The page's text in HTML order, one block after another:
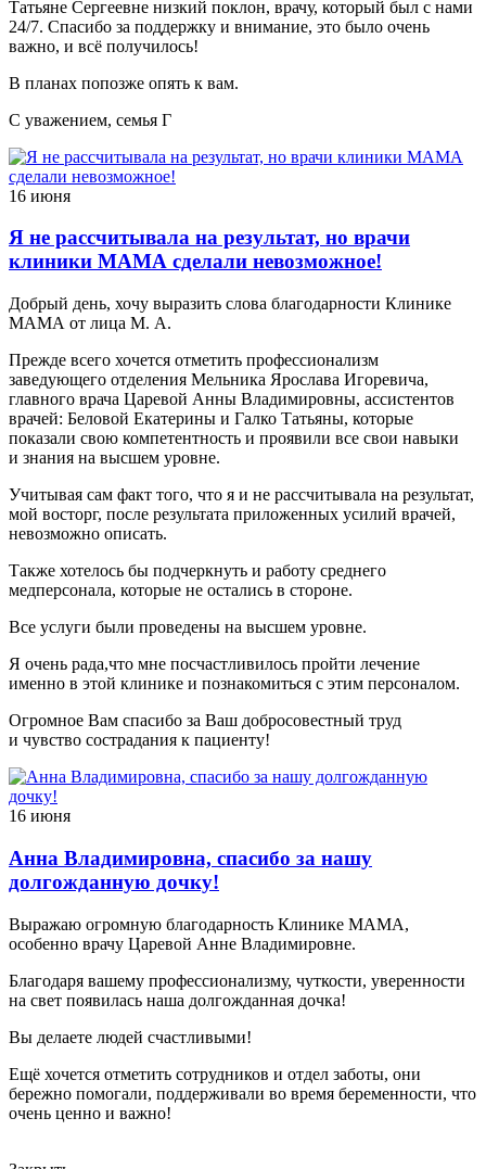
Татьяне Сергеевне низкий поклон, врачу, который был с нами
24/7. Спасибо за поддержку и внимание, это было очень
важно, и всё получилось!
В планах попозже опять к вам.
С уважением, семья Г
16 июня
Я не рассчитывала на результат, но врачи
клиники МАМА сделали невозможное!
Добрый день, хочу выразить слова благодарности Клинике
МАМА от лица М. А.
Прежде всего хочется отметить профессионализм
заведующего отделения Мельника Ярослава Игоревича,
главного врача Царевой Анны Владимировны, ассистентов
врачей: Беловой Екатерины и Галко Татьяны, которые
показали свою компетентность и проявили все свои навыки
и знания на высшем уровне.
Учитывая сам факт того, что я и не рассчитывала на результат,
мой восторг, после результата приложенных усилий врачей,
невозможно описать.
Также хотелось бы подчеркнуть и работу среднего
медперсонала, которые не остались в стороне.
Все услуги были проведены на высшем уровне.
Я очень рада,что мне посчастливилось пройти лечение
именно в этой клинике и познакомиться с этим персоналом.
Огромное Вам спасибо за Ваш добросовестный труд
и чувство сострадания к пациенту!
16 июня
Анна Владимировна, спасибо за нашу
долгожданную дочку!
Выражаю огромную благодарность Клинике МАМА,
особенно врачу Царевой Анне Владимировне.
Благодаря вашему профессионализму, чуткости, уверенности
на свет появилась наша долгожданная дочка!
Вы делаете людей счастливыми!
Ещё хочется отметить сотрудников и отдел заботы, они
бережно помогали, поддерживали во время беременности, что
очень ценно и важно!